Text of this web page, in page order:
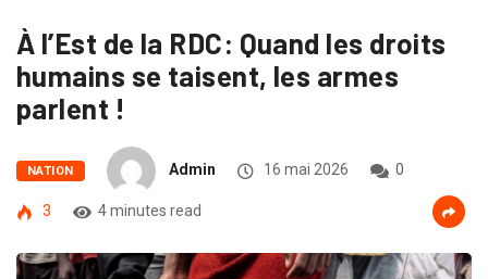
À l’Est de la RDC: Quand les droits
humains se taisent, les armes
parlent !
NATION Admin 16 mai 2026 0
3 4 minutes read